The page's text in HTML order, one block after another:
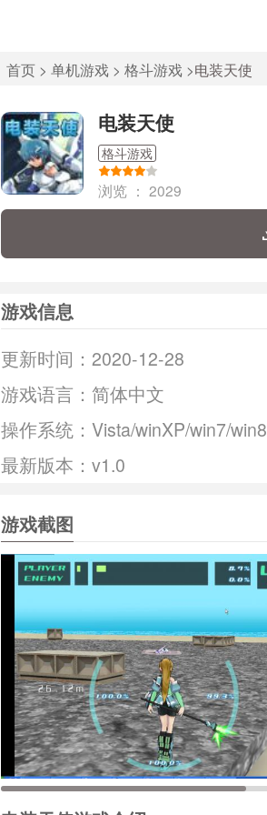
首页 > 单机游戏 > 格斗游戏 >电装天使
电装天使
格斗游戏
浏览 ： 2029
游戏信息
更新时间： 2020-12-28
游戏语言： 简体中文
操作系统： Vista/winXP/win7/win8
最新版本：v1.0
游戏截图